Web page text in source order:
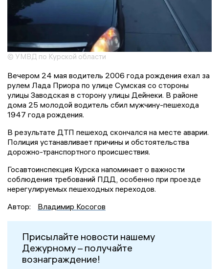
© УМВД по Курской области
Вечером 24 мая водитель 2006 года рождения ехал за
рулем Лада Приора по улице Сумская со стороны
улицы Заводская в сторону улицы Дейнеки. В районе
дома 25 молодой водитель сбил мужчину-пешехода
1947 года рождения.
В результате ДТП пешеход скончался на месте аварии.
Полиция устанавливает причины и обстоятельства
дорожно-транспортного происшествия.
Госавтоинспекция Курска напоминает о важности
соблюдения требований ПДД, особенно при проезде
нерегулируемых пешеходных переходов.
Автор:
Владимир Косогов
Присылайте новости нашему
Дежурному – получайте
вознаграждение!